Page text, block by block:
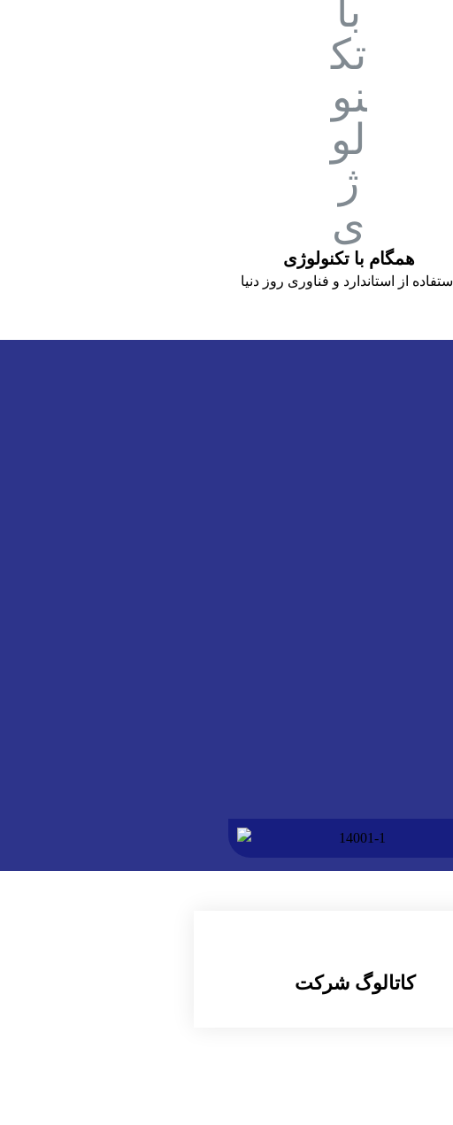
همگام با تکنولوژی
استفاده از استاندارد و فناوری روز دنیا
کاتالوگ شرکت